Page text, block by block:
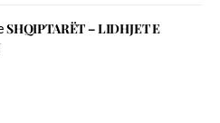
SHQIPTARËT – LIDHJET E